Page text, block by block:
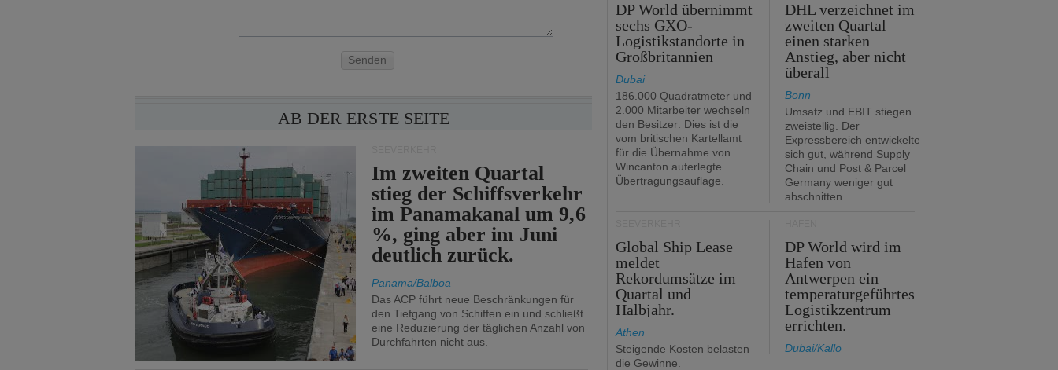
Senden
AB DER ERSTE SEITE
Im zweiten Quartal
stieg der Schiffsverkehr
im Panamakanal um 9,6
%, ging aber im Juni
deutlich zurück.
Panama/Balboa
Das ACP führt neue Beschränkungen für
den Tiefgang von Schiffen ein und schließt
eine Reduzierung der täglichen Anzahl von
Durchfahrten nicht aus.
DP World übernimmt
sechs GXO-
Logistikstandorte in
Großbritannien
Dubai
186.000 Quadratmeter und
2.000 Mitarbeiter wechseln
den Besitzer: Dies ist die
vom britischen Kartellamt
für die Übernahme von
Wincanton auferlegte
Übertragungsauflage.
DHL verzeichnet im
zweiten Quartal
einen starken
Anstieg, aber nicht
überall
Bonn
Umsatz und EBIT stiegen
zweistellig. Der
Expressbereich entwickelte
sich gut, während Supply
Chain und Post & Parcel
Germany weniger gut
abschnitten.
Global Ship Lease
meldet
Rekordumsätze im
Quartal und
Halbjahr.
Athen
Steigende Kosten belasten
die Gewinne.
DP World wird im
Hafen von
Antwerpen ein
temperaturgeführtes
Logistikzentrum
errichten.
Dubai/Kallo